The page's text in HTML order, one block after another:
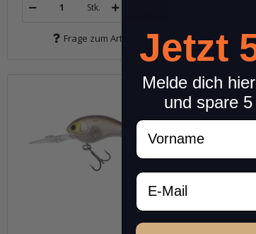
Stk.
Frage zum Artikel Jetzt
Melde dich
und spare
Vorname
Email